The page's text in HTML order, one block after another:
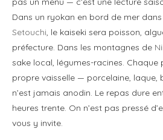
Dans un ryokan en bord de mer
Setouchi, le kaiseki sera poisson,
préfecture. Dans les montagnes de
sake local, légumes-racines. Chaque
propre vaisselle — porcelaine, laque,
n’est jamais anodin. Le repas dure
heures trente. On n’est pas pressé
vous y invite.